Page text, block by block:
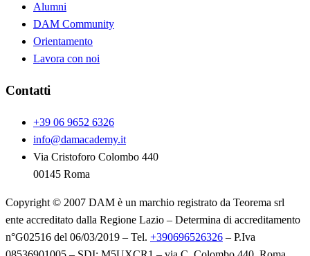
Alumni
DAM Community
Orientamento
Lavora con noi
Contatti
+39 06 9652 6326
info@damacademy.it
Via Cristoforo Colombo 440
00145 Roma
Copyright © 2007 DAM è un marchio registrato da Teorema srl
ente accreditato dalla Regione Lazio – Determina di accreditamento
n°G02516 del 06/03/2019 – Tel. +390696526326 – P.Iva